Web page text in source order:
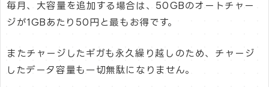
毎月、大容量を追加する場合は、50GBのオートチャー
ジが1GBあたり50円と最もお得です。
またチャージしたギガも永久繰り越しのため、チャージ
したデータ容量も一切無駄になりません。